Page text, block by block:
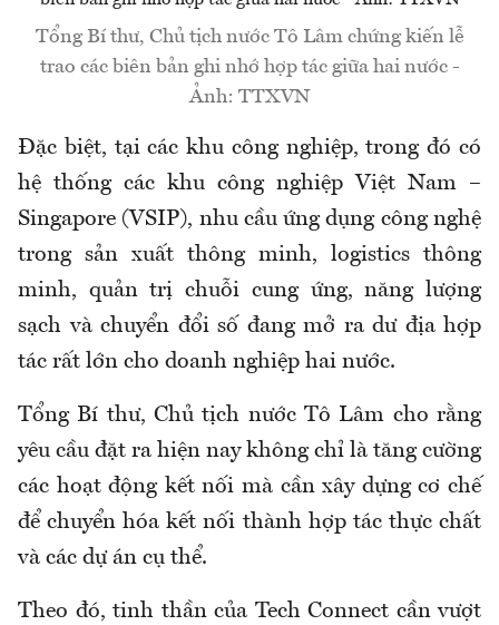
Tổng Bí thư, Chủ tịch nước Tô Lâm chứng kiến lễ
trao các biên bản ghi nhớ hợp tác giữa hai nước -
Ảnh: TTXVN
Đặc biệt, tại các khu công nghiệp, trong đó có
hệ thống các khu công nghiệp Việt Nam –
Singapore (VSIP), nhu cầu ứng dụng công nghệ
trong sản xuất thông minh, logistics thông
minh, quản trị chuỗi cung ứng, năng lượng
sạch và chuyển đổi số đang mở ra dư địa hợp
tác rất lớn cho doanh nghiệp hai nước.
Tổng Bí thư, Chủ tịch nước Tô Lâm cho rằng
yêu cầu đặt ra hiện nay không chỉ là tăng cường
các hoạt động kết nối mà cần xây dựng cơ chế
để chuyển hóa kết nối thành hợp tác thực chất
và các dự án cụ thể.
Theo đó, tinh thần của Tech Connect cần vượt